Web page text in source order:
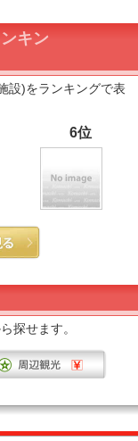
キン
設)をランキングで表
6位
探せます。